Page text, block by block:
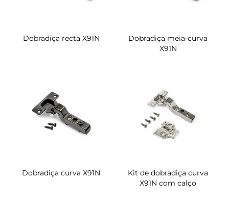
Dobradiça recta X91N
Dobradiça meia-curva
X91N
Dobradiça curva X91N
Kit de dobradiça curva
X91N com calço